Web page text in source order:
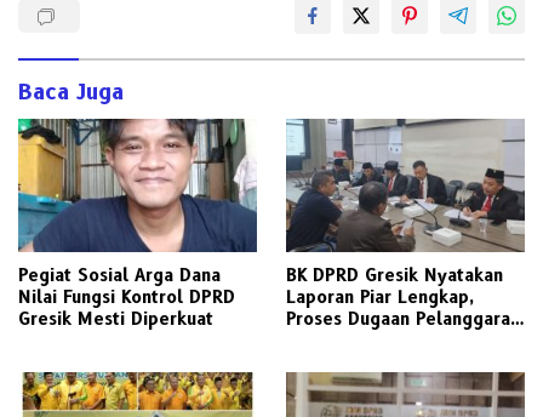
Baca Juga
Pegiat Sosial Arga Dana
Nilai Fungsi Kontrol DPRD
Gresik Mesti Diperkuat
BK DPRD Gresik Nyatakan
Laporan Piar Lengkap,
Proses Dugaan Pelanggaran